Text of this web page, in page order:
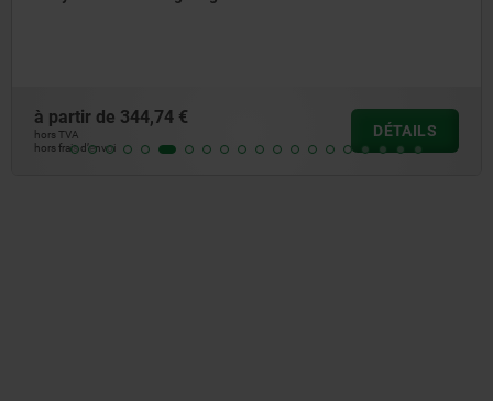
à partir de 344,74 €
hors TVA
hors frais d’envoi
DÉTAILS